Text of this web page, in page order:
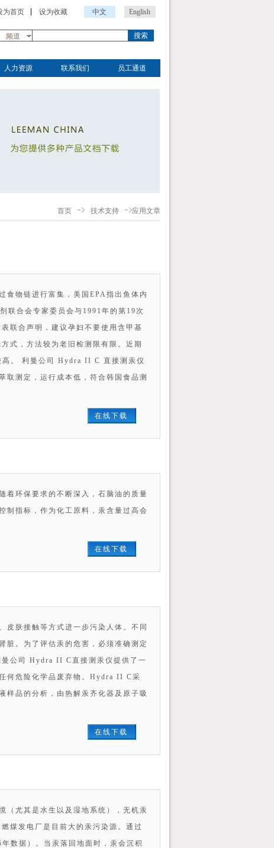
为首页 设为收藏 中文 English
频道 搜索
人力资源 联系我们 员工通道
首页 技术支持 应用文章
食物链进行富集，美国EPA指出鱼体内
联合会专家委员会与1991年的第19次
联合声明，建议孕妇不要使用含甲基
式，方法较为老旧检测限有限。近期
高。 利曼公司 Hydra II C 直接测汞仪
取测定，运行成本低，符合韩国食品测
在线下载
着环保要求的不断深入，石脑油的质量
制指标，作为化工原料，汞含量过高会
在线下载
皮肤接触等方式进一步污染人体。不同
脏。为了评估汞的危害，必须准确测定
曼公司 Hydra II C直接测汞仪提供了一
何危险化学品废弃物。Hydra II C采
样品的分析，由热解汞齐化器及原子吸
在线下载
（尤其是水生以及湿地系统），无机汞
煤发电厂是目前大的汞污染源。通过
数据）。当汞落回地面时，汞会沉积